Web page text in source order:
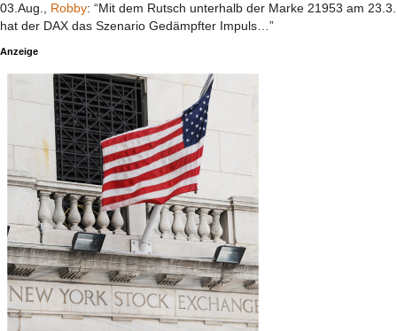
03.Aug., Robby: “Mit dem Rutsch unterhalb der Marke 21953 am 23.3.
hat der DAX das Szenario Gedämpfter Impuls…”
Anzeige